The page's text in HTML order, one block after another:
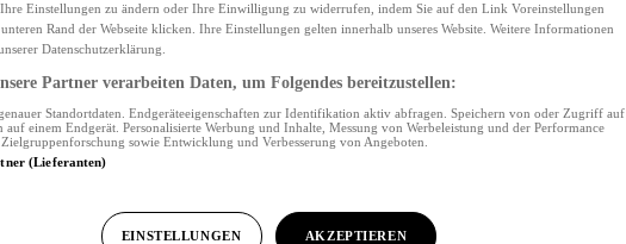
Einstellungen zu ändern oder Ihre Einwilligung zu widerrufen, indem Sie auf den Link Voreinstellungen
Rand der Webseite klicken. Ihre Einstellungen gelten innerhalb unseres Website. Weitere Informationen
Datenschutzerklärung.
Partner verarbeiten Daten, um Folgendes bereitzustellen:
Standortdaten. Endgeräteeigenschaften zur Identifikation aktiv abfragen. Speichern von oder Zugriff auf
einem Endgerät. Personalisierte Werbung und Inhalte, Messung von Werbeleistung und der Performance
sowie Entwicklung und Verbesserung von Angeboten.
(Lieferanten)
EINSTELLUNGEN AKZEPTIEREN